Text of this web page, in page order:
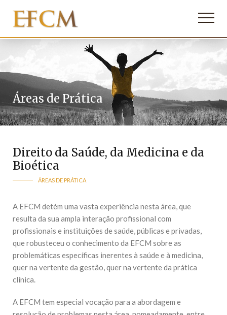
Áreas de Prática
Direito da Saúde, da Medicina e da
Bioética
ÁREAS DE PRÁTICA
A EFCM detém uma vasta experiência nesta área, que
resulta da sua ampla interação profissional com
profissionais e instituições de saúde, públicas e privadas,
que robusteceu o conhecimento da EFCM sobre as
problemáticas específicas inerentes à saúde e à medicina,
quer na vertente da gestão, quer na vertente da prática
clínica.
A EFCM tem especial vocação para a abordagem e